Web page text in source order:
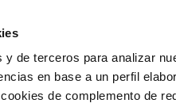
y de terceros para analizar
en base a un perfil
de complemento de
Tu Servicio Tu